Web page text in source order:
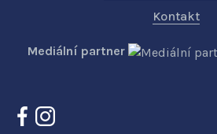
Kontakt
Mediální partner